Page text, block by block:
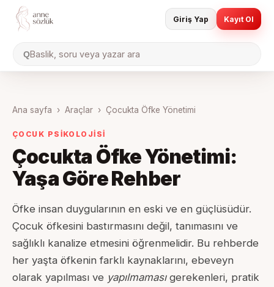
QBaslik, soru veya yazar ara
Giriş Yap Kayıt Ol
Ana sayfa › Araçlar › Çocukta Öfke Yönetimi
ÇOCUK PSİKOLOJİSİ
Çocukta Öfke Yönetimi:
Yaşa Göre Rehber
Öfke insan duygularının en eski ve en güçlüsüdür.
Çocuk öfkesini bastırmasını değil, tanımasını ve
sağlıklı kanalize etmesini öğrenmelidir. Bu rehberde
her yaşta öfkenin farklı kaynaklarını, ebeveyn
olarak yapılması ve yapılmamasıgerekenleri, pratik